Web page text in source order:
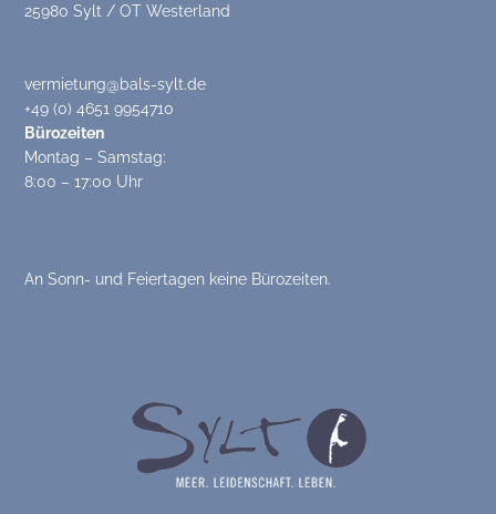
25980 Sylt / OT Westerland
vermietung@bals-sylt.de
+49 (0) 4651 9954710
Bürozeiten
Montag – Samstag:
8:00 – 17:00 Uhr
An Sonn- und Feiertagen keine Bürozeiten.